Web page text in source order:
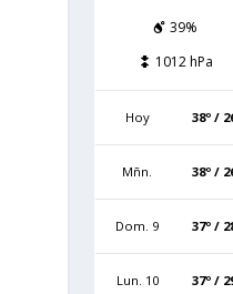
39%
1012 hPa
Hoy 38º /
Mñn. 38º /
Dom. 9 37º /
Lun. 10 37º /